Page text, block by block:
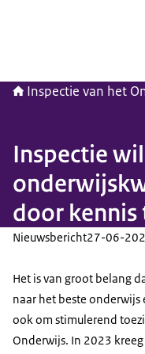
Inspectie van het
Inspectie wil
door kennis
Nieuwsbericht27-06-
Het is van groot belang
naar het beste
ook om stimulerend
Onderwijs. In 2023